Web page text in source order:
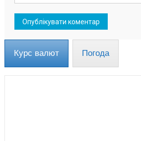
Курс валют Погода